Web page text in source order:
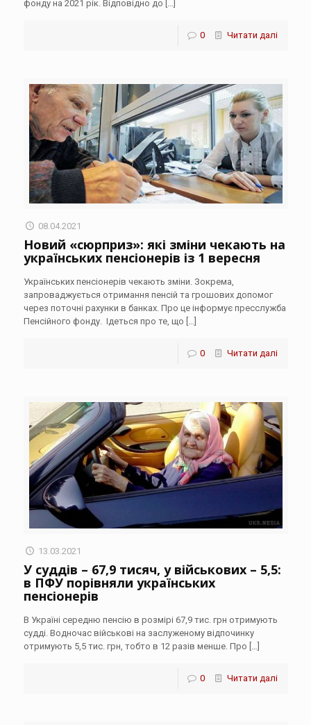
фонду на 2021 рік. Відповідно до […]
0 Читати далі
08.04.2021
Новий «сюрприз»: які зміни чекають на
українських пенсіонерів із 1 вересня
Українських пенсіонерів чекають зміни. Зокрема,
запроваджується отримання пенсій та грошових допомог
через поточні рахунки в банках. Про це інформує пресслужба
Пенсійного фонду. Ідеться про те, що […]
0 Читати далі
13.03.2021
У суддів – 67,9 тисяч, у військових – 5,5:
в ПФУ порівняли українських
пенсіонерів
В Україні середню пенсію в розмірі 67,9 тис. грн отримують
судді. Водночас військові на заслуженому відпочинку
отримують 5,5 тис. грн, тобто в 12 разів менше. Про […]
0 Читати далі